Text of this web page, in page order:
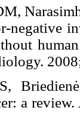
negative
a